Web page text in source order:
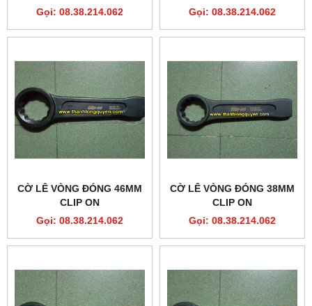
Gọi: 08.38.214.062
Gọi: 08.38.214.062
CỜ LÊ VÒNG ĐÓNG 46MM
CLIP ON
Gọi: 08.38.214.062
CỜ LÊ VÒNG ĐÓNG 38MM
CLIP ON
Gọi: 08.38.214.062